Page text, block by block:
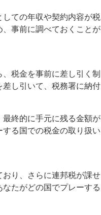
ての年収や契約内容が税
事前に調べておくことが
税金を事前に差し引く制
し引いて、税務署に納付
終的に手元に残る金額が
る国での税金の取り扱い
り、さらに連邦税が課せ
たがどの国でプレーする